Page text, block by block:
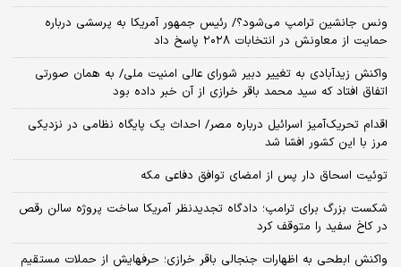
ونس جانشین ترامپ می‌شود؟/ رئیس جمهور آمریکا به پرسشی درباره
حمایت از معاونش در انتخابات ۲۰۲۸ پاسخ داد
واکنش زیدآبادی به تغییر دبیر شورای عالی امنیت ملی/ به همان صورتی
اتفاق افتاد که سید محمد باقر خرازی از آن خبر داده بود
اقدام تحریک‌آمیز اسرائیل درباره مصر/ احداث یک پایگاه نظامی در نزدیکی
مرز با این کشور افشا شد
توئیت اسحاق دار پس از امضای توافق دفاعی مکه
شکست بزرگ برای ترامپ؛ دادگاه تجدیدنظر آمریکا ساخت پروژه سالن رقص
در کاخ سفید را متوقف کرد
واکنش ابطحی به اظهارات جنجالی باقر خرازی؛ حرفهایش از حملات مستقیم